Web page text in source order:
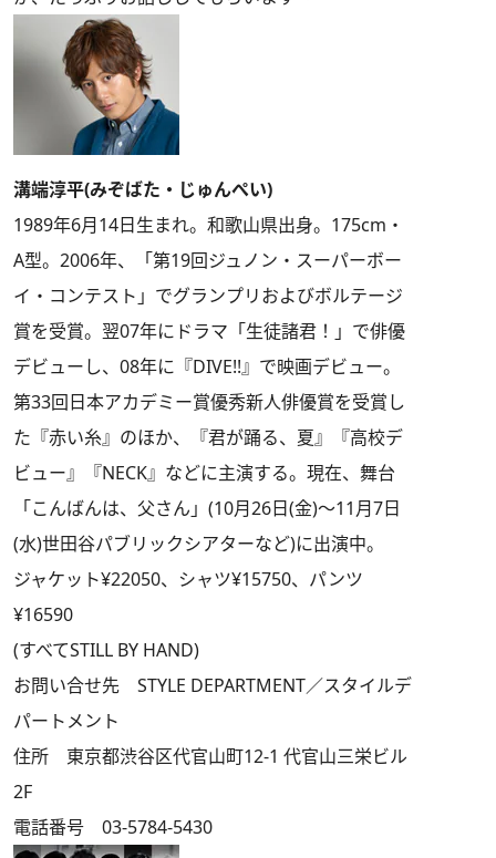
溝端淳平(みぞばた・じゅんぺい)
1989年6月14日生まれ。和歌山県出身。175cm・
A型。2006年、「第19回ジュノン・スーパーボー
イ・コンテスト」でグランプリおよびボルテージ
賞を受賞。翌07年にドラマ「生徒諸君！」で俳優
デビューし、08年に『DIVE!!』で映画デビュー。
第33回日本アカデミー賞優秀新人俳優賞を受賞し
た『赤い糸』のほか、『君が踊る、夏』『高校デ
ビュー』『NECK』などに主演する。現在、舞台
「こんばんは、父さん」(10月26日(金)～11月7日
(水)世田谷パブリックシアターなど)に出演中。
ジャケット¥22050、シャツ¥15750、パンツ
¥16590
(すべてSTILL BY HAND)
お問い合せ先 STYLE DEPARTMENT／スタイルデ
パートメント
住所 東京都渋谷区代官山町12-1 代官山三栄ビル
2F
電話番号 03-5784-5430